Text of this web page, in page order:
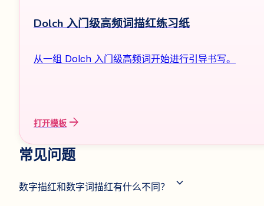
Dolch 入门级高频词描红练习纸
从一组 Dolch 入门级高频词开始进行引导书写。
打开模板 arrow_forward
常见问题
数字描红和数字词描红有什么不同？ expand_more